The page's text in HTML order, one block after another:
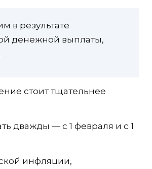
в результате
денежной выплаты,
стоит тщательнее
дважды — с 1 февраля и с 1
инфляции,